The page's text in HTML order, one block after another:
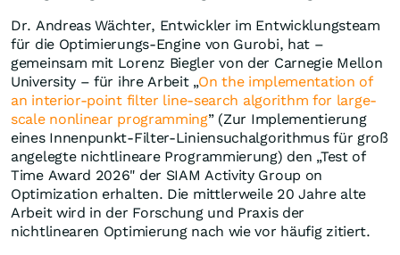
Dr. Andreas Wächter, Entwickler im Entwicklungsteam
für die Optimierungs-Engine von Gurobi, hat –
gemeinsam mit Lorenz Biegler von der Carnegie Mellon
University – für ihre Arbeit „On the implementation of
an interior-point filter line-search algorithm for large-
scale nonlinear programming” (Zur Implementierung
eines Innenpunkt-Filter-Liniensuchalgorithmus für groß
angelegte nichtlineare Programmierung) den „Test of
Time Award 2026" der SIAM Activity Group on
Optimization erhalten. Die mittlerweile 20 Jahre alte
Arbeit wird in der Forschung und Praxis der
nichtlinearen Optimierung nach wie vor häufig zitiert.